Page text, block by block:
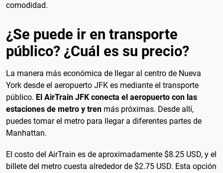
comodidad.
¿Se puede ir en transporte
público? ¿Cuál es su precio?
La manera más económica de llegar al centro de Nueva
York desde el aeropuerto JFK es mediante el transporte
público. El AirTrain JFK conecta el aeropuerto con las
estaciones de metro y tren más próximas. Desde allí,
puedes tomar el metro para llegar a diferentes partes de
Manhattan.
El costo del AirTrain es de aproximadamente $8.25 USD, y el
billete del metro cuesta alrededor de $2.75 USD. Esta opción